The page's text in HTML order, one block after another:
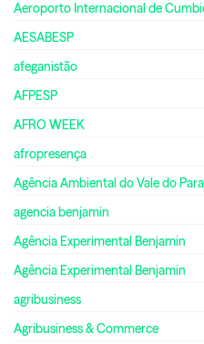
Aeroporto Internacional de
AESABESP
afeganistão
AFPESP
AFRO WEEK
afropresença
Agência Ambiental do Vale do
agencia benjamin
Agência Experimental Benjamin
Agência Experimental Benjamin
agribusiness
Agribusiness & Commerce